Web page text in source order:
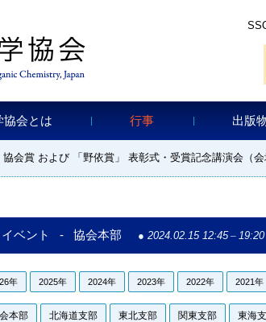
協会とは 行事 出版
会賞 および 「野依賞」 表彰式・受賞記念講演会（会
イベント - 協会本部 2024.02.15 12:45– 19:20
年 2025年 2024年 2023年 2022年 2021年
本部 北海道支部 東北支部 関東支部 東海